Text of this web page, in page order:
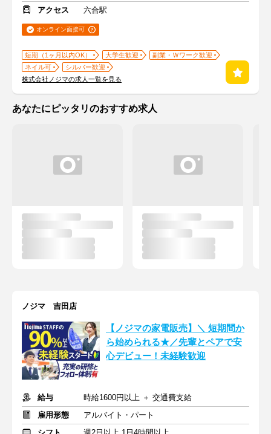
アクセス
六合駅
オンライン面接可
短期（1ヶ月以内OK） 大学生歓迎
副業・Ｗワーク歓迎
ネイル可
シルバー歓迎
株式会社ノジマの求人一覧を見る
あなたにピッタリのおすすめ求人
ノジマ 吉田店
【ノジマの家電販売】＼ 短期間か
ら始められる★／先輩とペアで安
心デビュー！未経験歓迎
給与
時給1600円以上 ＋ 交通費支給
雇用形態
アルバイト・パート